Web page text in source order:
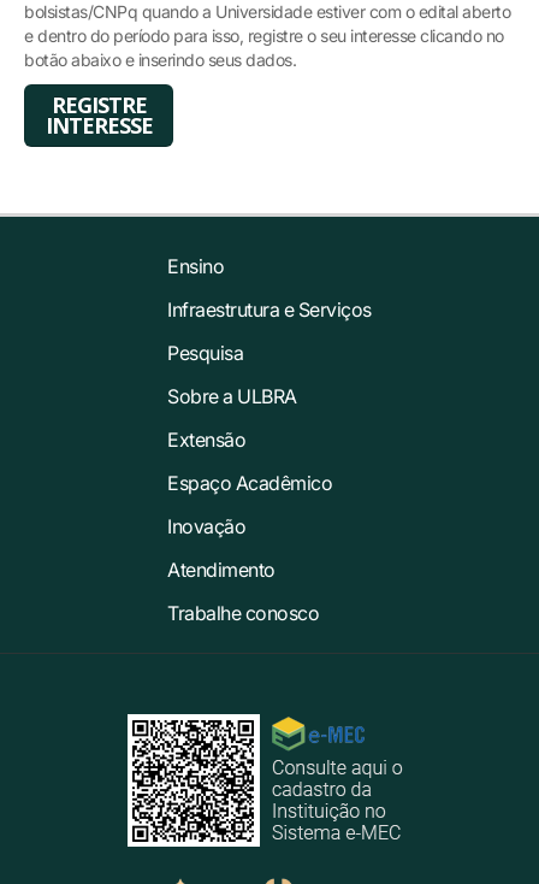
bolsistas/CNPq quando a Universidade estiver com o edital aberto
e dentro do período para isso, registre o seu interesse clicando no
botão abaixo e inserindo seus dados.
REGISTRE
INTERESSE
Ensino
Infraestrutura e Serviços
Pesquisa
Sobre a ULBRA
Extensão
Espaço Acadêmico
Inovação
Atendimento
Trabalhe conosco